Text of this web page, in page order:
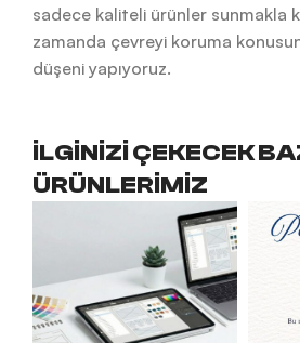
sadece kaliteli ürünler sunmakla
zamanda çevreyi koruma
düşeni yapıyoruz.
İLGİNİZİ ÇEKECEK
ÜRÜNLERİMİZ